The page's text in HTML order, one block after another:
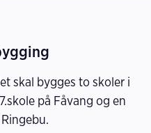
skal bygges to skoler i
på Fåvang og en